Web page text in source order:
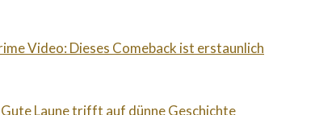
Video: Dieses Comeback ist erstaunlich
Laune trifft auf dünne Geschichte